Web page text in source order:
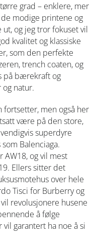
grad – enklere, mer
modige printene og
og jeg tror fokuset vil
kvalitet og klassiske
som den perfekte
trench coaten, og
på bærekraft og
natur.
fortsetter, men også her
være på den store,
superdyre
Balenciaga.
AW18, og vil mest
Ellers sitter det
over hele
Tisci for Burberry og
revolusjonere husene
å følge
garantert ha noe å si